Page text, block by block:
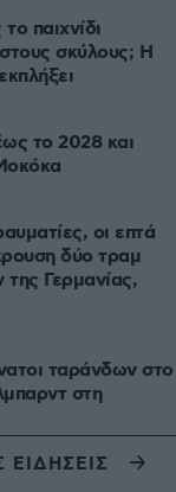
παιχνίδι
σκύλους; Η
το 2028 και
οι επτά
δύο τραμ
ταράνδων στο
στη
ΕΙΔΗΣΕΙΣ